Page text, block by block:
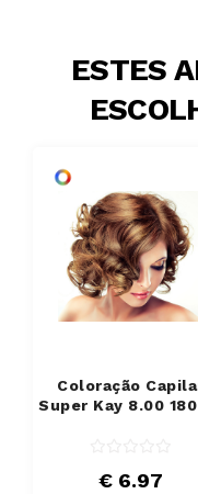
ESTES
Coloração
Super Kay 8.00
€ 6.97